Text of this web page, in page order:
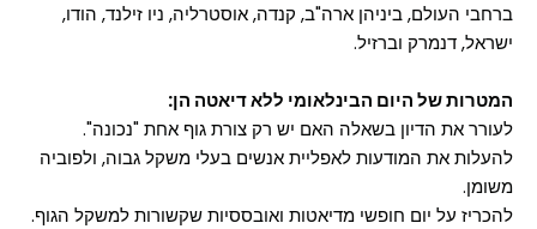
ברחבי העולם, ביניהן ארה"ב, קנדה, אוסטרליה, ניו זילנד, הודו,
ישראל, דנמרק וברזיל.
המטרות של היום הבינלאומי ללא דיאטה הן:
לעורר את הדיון בשאלה האם יש רק צורת גוף אחת "נכונה".
להעלות את המודעות לאפליית אנשים בעלי משקל גבוה, ולפוביה
משומן.
להכריז על יום חופשי מדיאטות ואובססיות שקשורות למשקל הגוף.